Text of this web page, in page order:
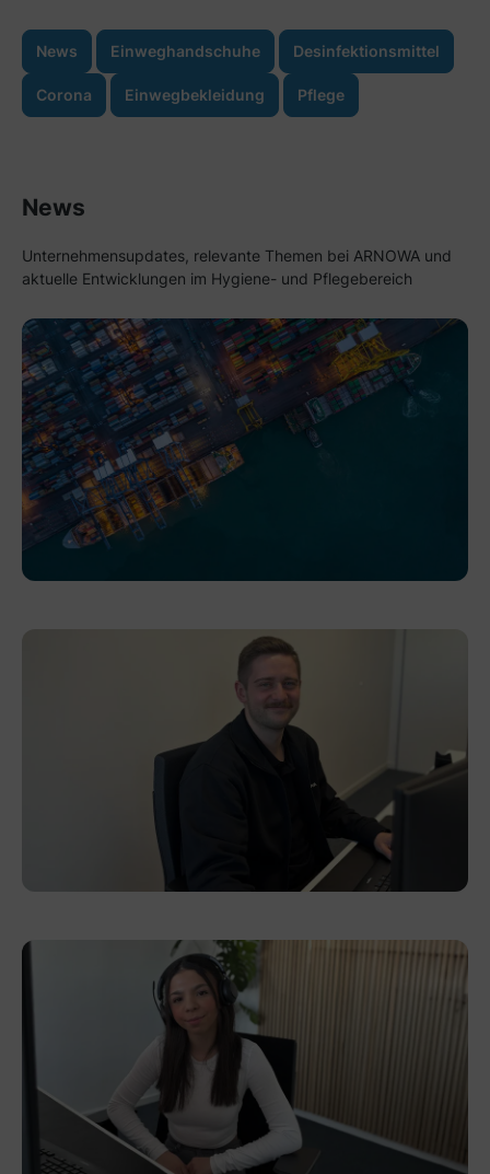
News Einweghandschuhe Desinfektionsmittel
Corona Einwegbekleidung Pflege
News
Unternehmensupdates, relevante Themen bei ARNOWA und
aktuelle Entwicklungen im Hygiene- und Pflegebereich